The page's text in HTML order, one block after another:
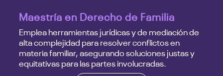
Maestría en Derecho de Familia
Emplea herramientas jurídicas y de mediación de
alta complejidad para resolver conflictos en
materia familiar, asegurando soluciones justas y
equitativas para las partes involucradas.